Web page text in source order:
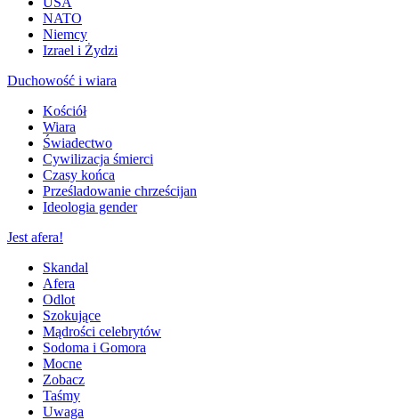
NATO
Niemcy
Izrael i Żydzi
Duchowość i wiara
Kościół
Wiara
Świadectwo
Cywilizacja śmierci
Czasy końca
Prześladowanie chrześcijan
Ideologia gender
Jest afera!
Skandal
Afera
Odlot
Szokujące
Mądrości celebrytów
Sodoma i Gomora
Mocne
Zobacz
Taśmy
Uwaga